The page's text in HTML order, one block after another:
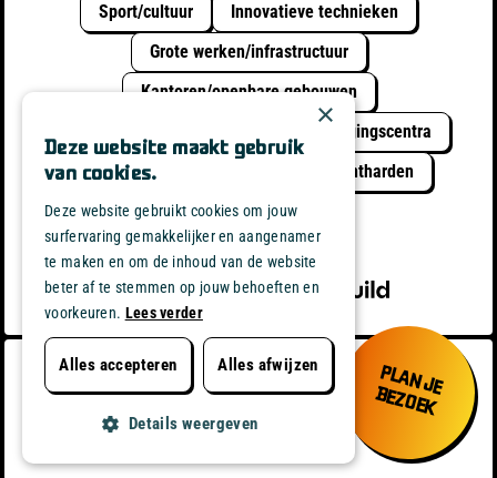
P
L
A
N
J
E
B
E
Z
O
E
K
Sport/cultuur
Innovatieve technieken
Grote werken/infrastructuur
Kantoren/openbare gebouwen
Rust & Verzorgingscentra
Circulair bouwen
Vergroenen / Ontharden
Duurzaam met water
powered by
Embuild Dienst Communicatie Kunstlaan
20 1000 BRUSSEL
Privacy
×
Deze website maakt gebruik
van cookies.
Deze website gebruikt cookies om jouw
surfervaring gemakkelijker en aangenamer
te maken en om de inhoud van de website
beter af te stemmen op jouw behoeften en
voorkeuren. Lees verder
Alles accepteren Alles afwijzen
Details weergeven